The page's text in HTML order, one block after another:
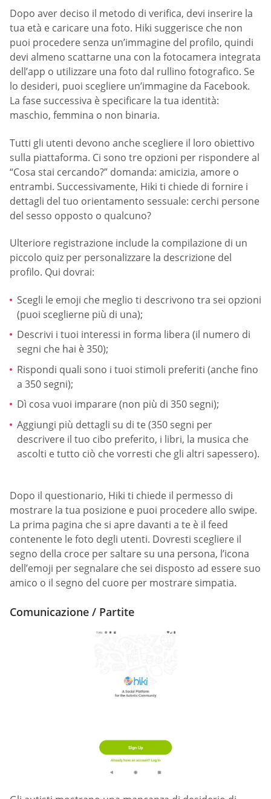
Dopo aver deciso il metodo di verifica, devi inserire la
tua età e caricare una foto. Hiki suggerisce che non
puoi procedere senza un’immagine del profilo, quindi
devi almeno scattarne una con la fotocamera integrata
dell’app o utilizzare una foto dal rullino fotografico. Se
lo desideri, puoi scegliere un’immagine da Facebook.
La fase successiva è specificare la tua identità:
maschio, femmina o non binaria.
Tutti gli utenti devono anche scegliere il loro obiettivo
sulla piattaforma. Ci sono tre opzioni per rispondere al
“Cosa stai cercando?” domanda: amicizia, amore o
entrambi. Successivamente, Hiki ti chiede di fornire i
dettagli del tuo orientamento sessuale: cerchi persone
del sesso opposto o qualcuno?
Ulteriore registrazione include la compilazione di un
piccolo quiz per personalizzare la descrizione del
profilo. Qui dovrai:
Scegli le emoji che meglio ti descrivono tra sei opzioni
(puoi sceglierne più di una);
Descrivi i tuoi interessi in forma libera (il numero di
segni che hai è 350);
Rispondi quali sono i tuoi stimoli preferiti (anche fino
a 350 segni);
Dì cosa vuoi imparare (non più di 350 segni);
Aggiungi più dettagli su di te (350 segni per
descrivere il tuo cibo preferito, i libri, la musica che
ascolti e tutto ciò che vorresti che gli altri sapessero).
Dopo il questionario, Hiki ti chiede il permesso di
mostrare la tua posizione e puoi procedere allo swipe.
La prima pagina che si apre davanti a te è il feed
contenente le foto degli utenti. Dovresti scegliere il
segno della croce per saltare su una persona, l’icona
dell’emoji per segnalare che sei disposto ad essere suo
amico o il segno del cuore per mostrare simpatia.
Comunicazione / Partite